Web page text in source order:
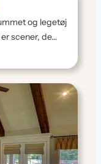
og legetøj
scener, de…